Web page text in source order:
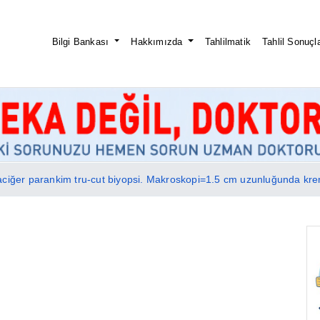
Bilgi Bankası Hakkımızda Tahlilmatik Tahlil
parankim tru-cut biyopsi. Makroskopi=1.5 cm uzunluğunda